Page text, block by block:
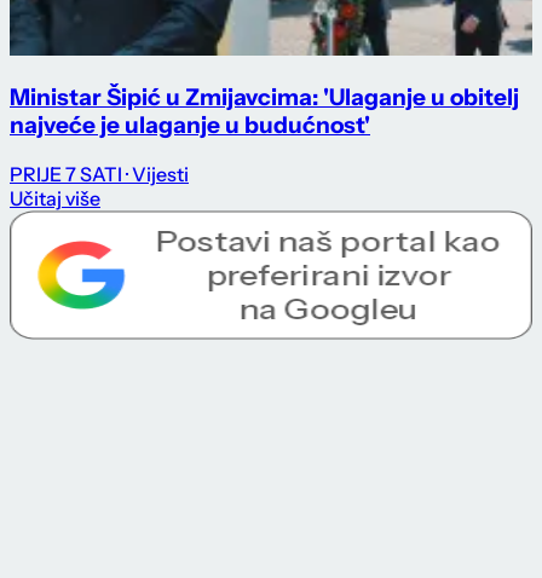
Ministar Šipić u Zmijavcima: 'Ulaganje u obitelj
najveće je ulaganje u budućnost'
PRIJE 7 SATI · Vijesti
Učitaj više